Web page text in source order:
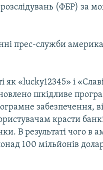
(ФБР) за
прес-служби
як «lucky12345» і
шкідливе
забезпечення,
красти
В результаті чого в
100 мільйонів